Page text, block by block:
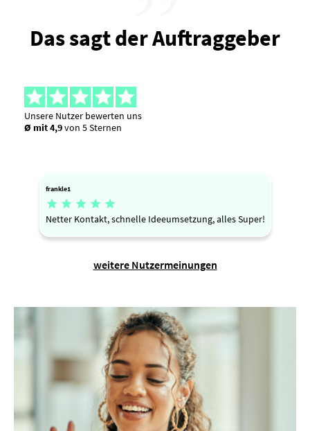
Das sagt der Auftraggeber
Unsere Nutzer bewerten uns
Ø mit 4,9von 5 Sternen
frankle1
    
Netter Kontakt, schnelle Ideeumsetzung, alles Super!
weitere Nutzermeinungen